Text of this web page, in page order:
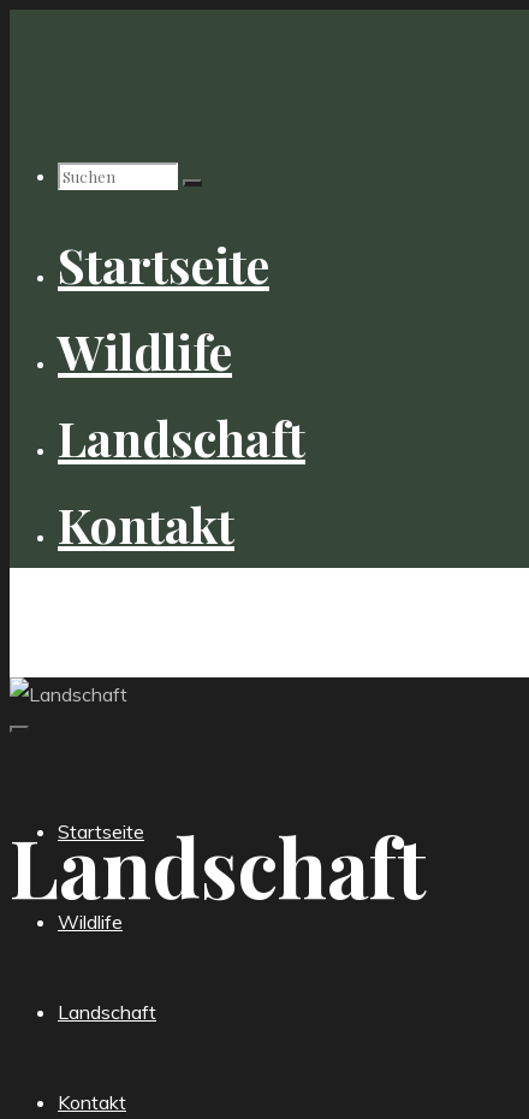
Suchen
nach:
Startseite
Wildlife
Landschaft
Kontakt
Startseite
Wildlife
Landschaft
Kontakt
Landschaft